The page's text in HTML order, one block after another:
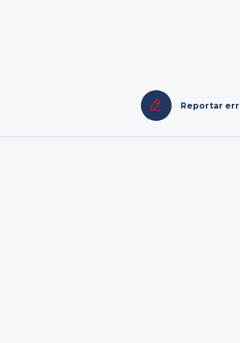
Reportar